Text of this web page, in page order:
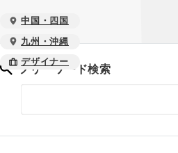
中国・四国
九州・沖縄
デザイナー
フリーワード検索